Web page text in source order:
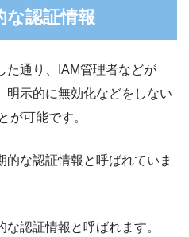
な認証情報
た通り、IAM管理者などが
明示的に無効化などをしない
が可能です。
的な認証情報と呼ばれていま
認証情報と呼ばれます。